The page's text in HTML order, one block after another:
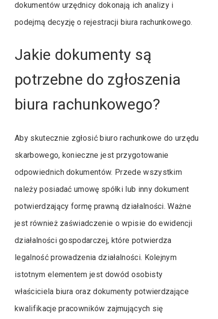
dokumentów urzędnicy dokonają ich analizy i
podejmą decyzję o rejestracji biura rachunkowego.
Jakie dokumenty są
potrzebne do zgłoszenia
biura rachunkowego?
Aby skutecznie zgłosić biuro rachunkowe do urzędu
skarbowego, konieczne jest przygotowanie
odpowiednich dokumentów. Przede wszystkim
należy posiadać umowę spółki lub inny dokument
potwierdzający formę prawną działalności. Ważne
jest również zaświadczenie o wpisie do ewidencji
działalności gospodarczej, które potwierdza
legalność prowadzenia działalności. Kolejnym
istotnym elementem jest dowód osobisty
właściciela biura oraz dokumenty potwierdzające
kwalifikacje pracowników zajmujących się